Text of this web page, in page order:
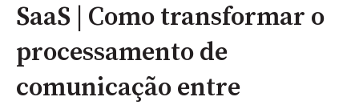
SaaS | Como transformar o
processamento de
comunicação entre